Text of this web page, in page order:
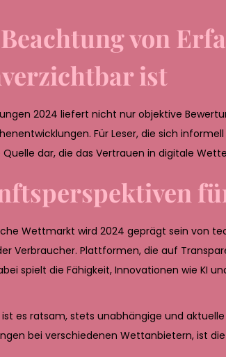
von
ist
2024 liefert nicht nur objektive
Für Leser, die sich
Quelle dar, die das Vertrauen in digitale
Wettmarkt wird 2024 geprägt sein von
Verbraucher. Plattformen, die auf
spielt die Fähigkeit, Innovationen wie KI
es ratsam, stets unabhängige und
bei verschiedenen Wettanbietern, ist